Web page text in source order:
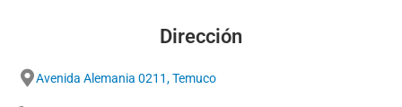
Dirección
Avenida Alemania 0211, Temuco